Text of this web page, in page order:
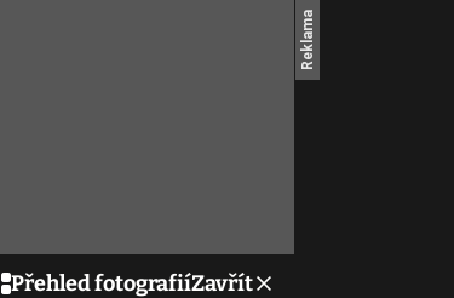
Přehled fotografiíZavřít